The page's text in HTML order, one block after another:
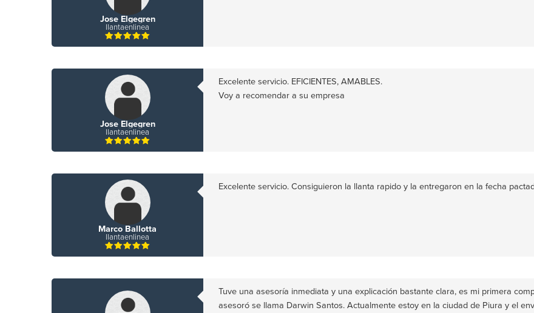
Jose Elgegren
llantaenlinea
Jose Elgegren
llantaenlinea
Excelente servicio. EFICIENTES, AMABLES.
Voy a recomendar a su empresa
Marco Ballotta
llantaenlinea
Excelente servicio. Consiguieron la llanta rapido y la entregaron en la fecha
Tuve una asesoría inmediata y una explicación bastante clara, es mi primera
asesoró se llama Darwin Santos. Actualmente estoy en la ciudad de Piura y el